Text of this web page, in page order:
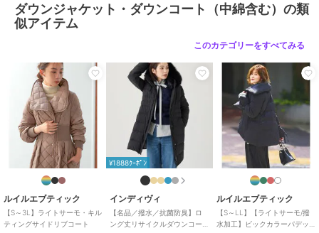
ショップ スウィートマミー
商品カテゴリ
ダウンジャケット・ダウンコ
ート（中綿含む）
性別タイプ
レディース
アウター・ジャケット・コート
ダウンジャケット・ダウンコ
ート（中綿含む）
メンズ
アウター・ジャケット・コート
／ダウンジャケット・ダウンコ
ート（中綿含む）
カラー
グレージュ、ライトベージュ、ブ
ラック、ネイビー、カーキ
ダウンジャケット・ダウンコート（中綿含む）の類
似アイテム
このカテゴリーをすべてみる
ルイルエブティック
【S～3L】ライトサーモ・キル
ティングサイドリブコート
¥1888ｸｰﾎﾟﾝ
インディヴィ
【名品／撥水／抗菌防臭】ロ
ング丈リサイクルダウンコー
ルイルエブティック
【S～LL】【ライトサーモ/撥
水加工】ビックカラーパデッ